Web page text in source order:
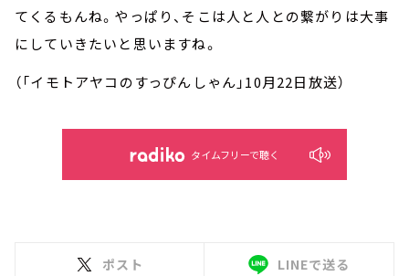
てくるもんね。やっぱり、そこは人と人との繋がりは大事
にしていきたいと思いますね。
（「イモトアヤコのすっぴんしゃん」10月22日放送）
タイムフリーで聴く
ポスト LINEで送る